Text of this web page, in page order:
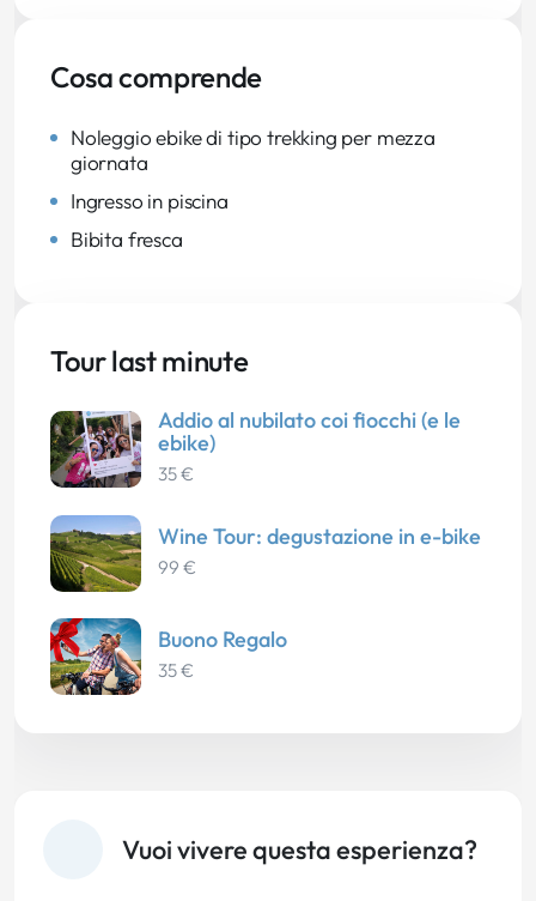
Cosa comprende
Noleggio ebike di tipo trekking per mezza
giornata
Ingresso in piscina
Bibita fresca
Tour last minute
Addio al nubilato coi fiocchi (e le
ebike)
35 €
Wine Tour: degustazione in e-bike
99 €
Buono Regalo
35 €
Vuoi vivere questa esperienza?